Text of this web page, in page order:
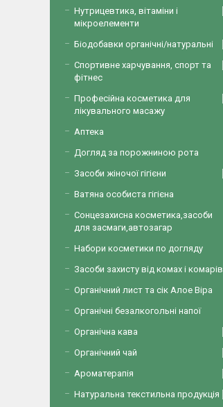
Нутрицевтика, вітаміни і
мікроелементи
Біодобавки органічні/натуральні
Спортивне харчування, спорт та
фітнес
Професійна косметика для
лікувального масажу
Аптека
Догляд за порожниною рота
Засоби жіночої гігієни
Ватяна особиста гігієна
Сонцезахисна косметика,засоби
для засмаги,автозагар
Набори косметики по догляду
Засоби захисту від комах і комарів
Органічний лист та сік Алое Віра
Органічні безалкогольні напої
Органічна кава
Органічний чай
Ароматерапія
Натуральна текстильна продукція